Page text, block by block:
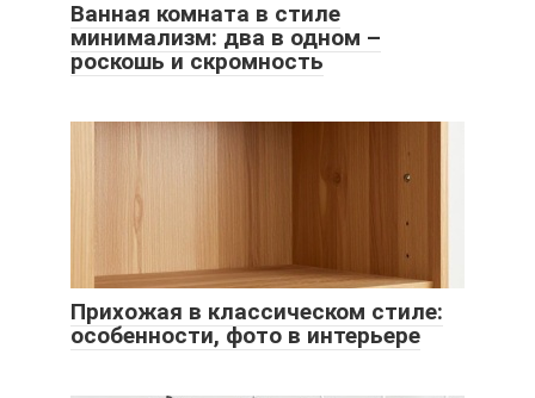
Ванная комната в стиле
минимализм: два в одном –
роскошь и скромность
Прихожая в классическом стиле:
особенности, фото в интерьере